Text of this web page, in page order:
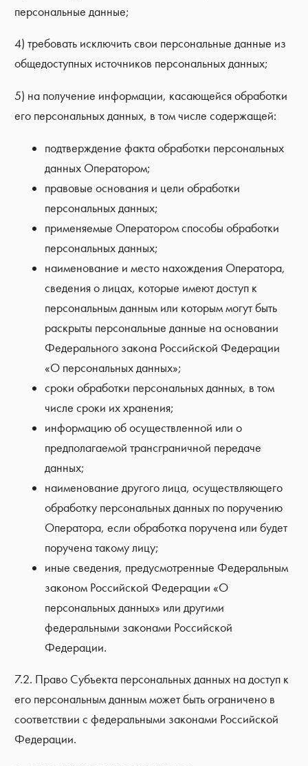
персональные данные;
4) требовать исключить свои персональные данные из
общедоступных источников персональных данных;
5) на получение информации, касающейся обработки
его персональных данных, в том числе содержащей:
подтверждение факта обработки персональных
данных Оператором;
правовые основания и цели обработки
персональных данных;
применяемые Оператором способы обработки
персональных данных;
наименование и место нахождения Оператора,
сведения о лицах, которые имеют доступ к
персональным данным или которым могут быть
раскрыты персональные данные на основании
Федерального закона Российской Федерации
«О персональных данных»;
сроки обработки персональных данных, в том
числе сроки их хранения;
информацию об осуществленной или о
предполагаемой трансграничной передаче
данных;
наименование другого лица, осуществляющего
обработку персональных данных по поручению
Оператора, если обработка поручена или будет
поручена такому лицу;
иные сведения, предусмотренные Федеральным
законом Российской Федерации «О
персональных данных» или другими
федеральными законами Российской
Федерации.
7.2. Право Субъекта персональных данных на доступ к
его персональным данным может быть ограничено в
соответствии с федеральными законами Российской
Федерации.